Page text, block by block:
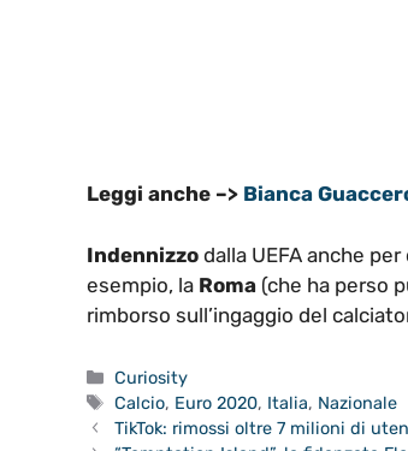
Leggi anche –> Bianca
Indennizzo dalla UEFA anche
esempio, la Roma (che ha perso
rimborso sull’ingaggio del
Categorie
Curiosity
Tag
Calcio, Euro 2020, Italia, Nazionale
TikTok: rimossi oltre 7 milioni di